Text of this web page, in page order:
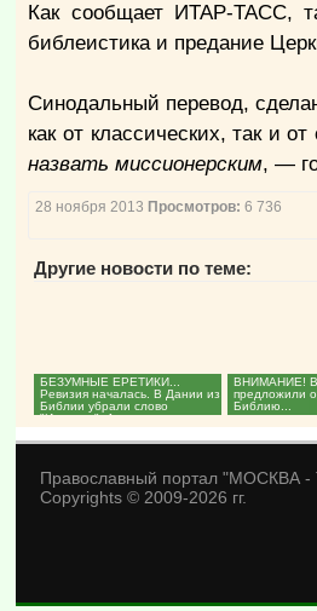
Как сообщает ИТАР-ТАСС,
библеистика и предание
Синодальный перевод,
как от классических, так и
назвать миссионерским, —
28 ноября 2013 Просмотров: 6 736
Другие новости по теме:
БЕЗУМНЫЕ ЕРЕТИКИ...
Ревизия началась. В Дании из
Библии убрали слово
"Израиль". А может и еще...
ВНИМАНИЕ!
предложили
Библию...
Православный портал "МОСКВА
Copyrights © 2009-2026 гг.